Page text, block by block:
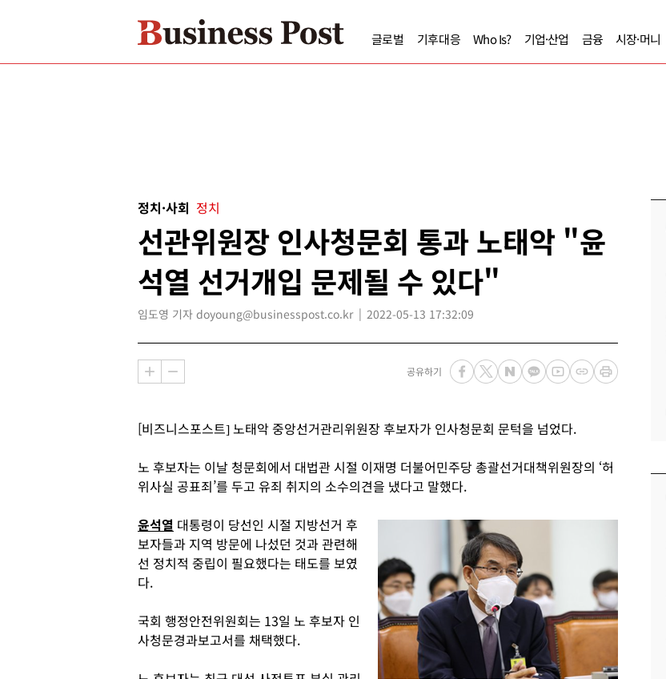
글로벌 기후대응 Who Is? 기업·산업 금융 시장·머니
정치·사회 정치
선관위원장 인사청문회 통과 노태악 "윤
석열 선거개입 문제될 수 있다"
임도영 기자 doyoung@businesspost.co.kr 2022-05-13 17:32:09
공유하기
[비즈니스포스트] 노태악 중앙선거관리위원장 후보자가 인사청문회 문턱을 넘었다.
노 후보자는 이날 청문회에서 대법관 시절 이재명 더불어민주당 총괄선거대책위원장의 ‘허
위사실 공표죄’를 두고 유죄 취지의 소수의견을 냈다고 말했다.
윤석열 대통령이 당선인 시절 지방선거 후
보자들과 지역 방문에 나섰던 것과 관련해
선 정치적 중립이 필요했다는 태도를 보였
다.
국회 행정안전위원회는 13일 노 후보자 인
사청문경과보고서를 채택했다.